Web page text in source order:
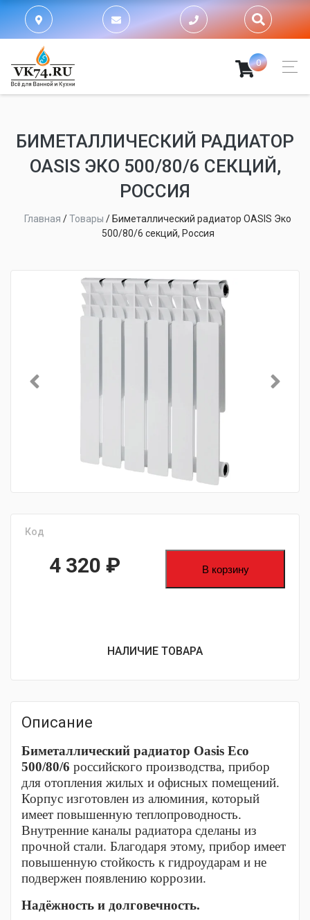
0
БИМЕТАЛЛИЧЕСКИЙ РАДИАТОР
OASIS ЭКО 500/80/6 СЕКЦИЙ,
РОССИЯ
Главная /Товары / Биметаллический радиатор OASIS Эко
500/80/6 секций, Россия
Код
4 320 ₽ В корзину
НАЛИЧИЕ ТОВАРА
Описание
Биметаллический радиатор Oasis Eco
500/80/6 российского производства, прибор
для отопления жилых и офисных помещений.
Корпус изготовлен из алюминия, который
имеет повышенную теплопроводность.
Внутренние каналы радиатора сделаны из
прочной стали. Благодаря этому, прибор имеет
повышенную стойкость к гидроударам и не
подвержен появлению коррозии.
Надёжность и долговечность.